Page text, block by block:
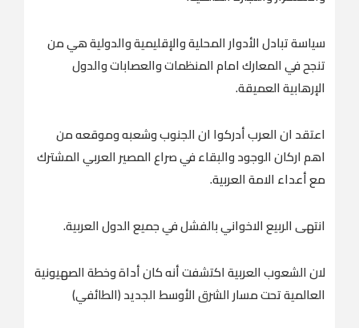
سياسة تبادل الأدوار المحلية والإقليمية والدولية هي من
تنجح في المعارك امام المنظمات والعصابات والدول
الإرهابية العميقة.
اعتقد ان العرب أدركوا ان الجنوب وشعبه وموقعه من
اهم اركان الوجود والبقاء في صراع المصير العربي المشترك
مع أعداء الامة العربية.
انتهى الربيع الاخواني بالفشل في جميع الدول العربية.
لان الشعوب العربية اكتشفت أنه كان أداة وخطة الصهيونية
العالمية تحت مسار الشرق الأوسط الجديد (الطائفي)